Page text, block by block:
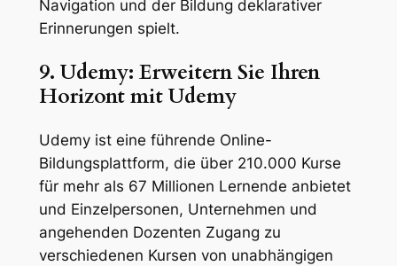
Navigation und der Bildung deklarativer
Erinnerungen spielt.
9. Udemy: Erweitern Sie Ihren
Horizont mit Udemy
Udemy ist eine führende Online-
Bildungsplattform, die über 210.000 Kurse
für mehr als 67 Millionen Lernende anbietet
und Einzelpersonen, Unternehmen und
angehenden Dozenten Zugang zu
verschiedenen Kursen von unabhängigen